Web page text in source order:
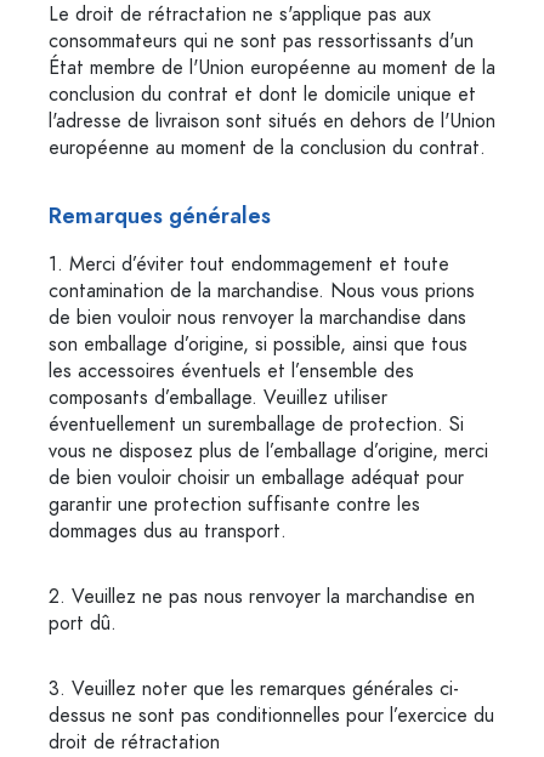
Le droit de rétractation ne s'applique pas aux
consommateurs qui ne sont pas ressortissants d'un
État membre de l'Union européenne au moment de la
conclusion du contrat et dont le domicile unique et
l'adresse de livraison sont situés en dehors de l'Union
européenne au moment de la conclusion du contrat.
Remarques générales
1. Merci d’éviter tout endommagement et toute
contamination de la marchandise. Nous vous prions
de bien vouloir nous renvoyer la marchandise dans
son emballage d’origine, si possible, ainsi que tous
les accessoires éventuels et l’ensemble des
composants d’emballage. Veuillez utiliser
éventuellement un suremballage de protection. Si
vous ne disposez plus de l’emballage d’origine, merci
de bien vouloir choisir un emballage adéquat pour
garantir une protection suffisante contre les
dommages dus au transport.
2. Veuillez ne pas nous renvoyer la marchandise en
port dû.
3. Veuillez noter que les remarques générales ci-
dessus ne sont pas conditionnelles pour l’exercice du
droit de rétractation